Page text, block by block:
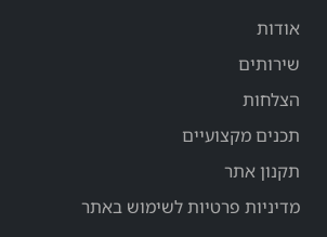
אודות
שירותים
הצלחות
תכנים מקצועיים
תקנון אתר
מדיניות פרטיות לשימוש באתר